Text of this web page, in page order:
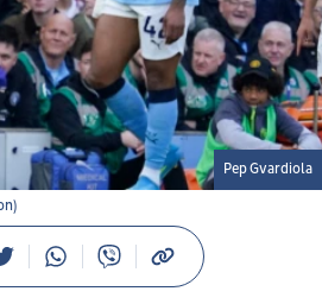
Pep Gvardiola